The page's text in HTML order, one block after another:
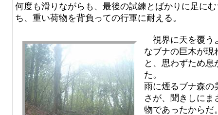
何度も滑りながらも、最後の試練とばかりに足に
ち、重い荷物を背負っての行軍に耐える。
視界に天を覆う
なブナの巨木が現
と、思わずため息
た。
雨に煙るブナ森の
さが、聞きしにま
物であったからだ